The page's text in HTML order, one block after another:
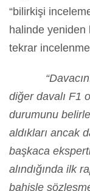
“bilirkişi
halinde yeniden
tekrar
diğer davalı F1
durumunu
aldıkları ancak
başkaca
alındığında ilk
bahisle